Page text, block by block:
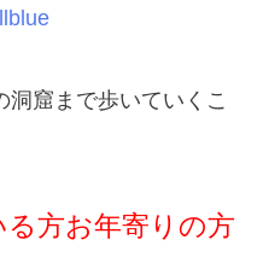
窟まで歩いていくこ
方お年寄りの方